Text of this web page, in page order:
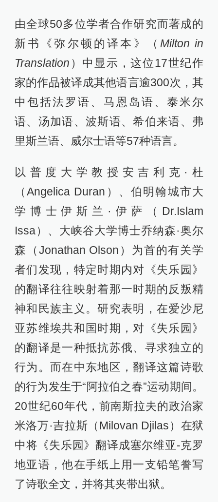
由全球50多位学者合作研究而著成的
新书《弥尔顿的译本》（ Milton in
Translation ）中显示，这位17世纪作
家的作品被译成其他语言逾300次，其
中包括法罗语、马恩岛语、泰米尔
语、汤加语、波斯语、希伯来语、弗
里斯兰语、威尔士语等57种语言。
以普度大学教授安吉利克·杜
（Angelica Duran）、伯明翰城市大
学博士伊斯兰·伊萨（Dr.Islam
Issa）、大峡谷大学博士乔纳森·奥尔
森（Jonathan Olson）为首的有关学
者们发现，特定时期内对《失乐园》
的翻译往往映射着那一时期的反叛精
神和民族主义。研究表明，在爱沙尼
亚苏维埃共和国时期，对《失乐园》
的翻译是一种抵抗苏俄、寻求独立的
行为。而在中东地区，翻译这篇诗歌
的行为发生于“阿拉伯之春”运动期间。
20世纪60年代，前南斯拉夫的政治家
米洛万·吉拉斯（Milovan Djilas）在狱
中将《失乐园》翻译成塞尔维亚-克罗
地亚语，他在手纸上用一支铅笔誊写
了诗歌全文，并将其夹带出狱。